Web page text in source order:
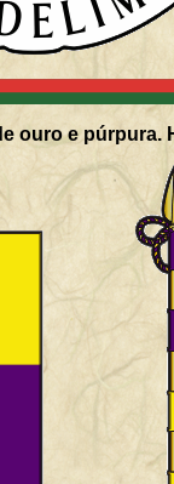
ouro e púrpura.